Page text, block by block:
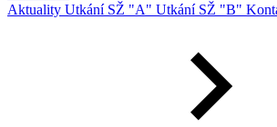
Aktuality Utkání SŽ "A" Utkání SŽ "B"